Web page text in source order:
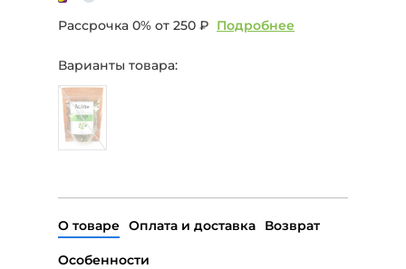
Рассрочка 0% от 250 ₽ Подробнее
Варианты товара:
О товаре Оплата и доставка Возврат
Особенности